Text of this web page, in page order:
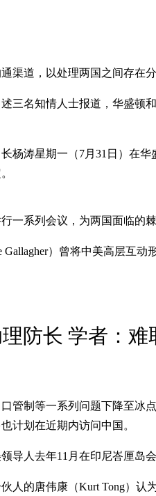
渠道，以处理两国之间存在
三名知情人士报道，华盛
杨涛星期一（7月31日）在
一系列会议，为两国面临的
）曾将中美高层互动
防长 学者：难
管制等一系列问题下降至
计划在近期内访问中国。
导人去年11月在印尼峇厘岛
人的唐伟康（Kurt Tong）